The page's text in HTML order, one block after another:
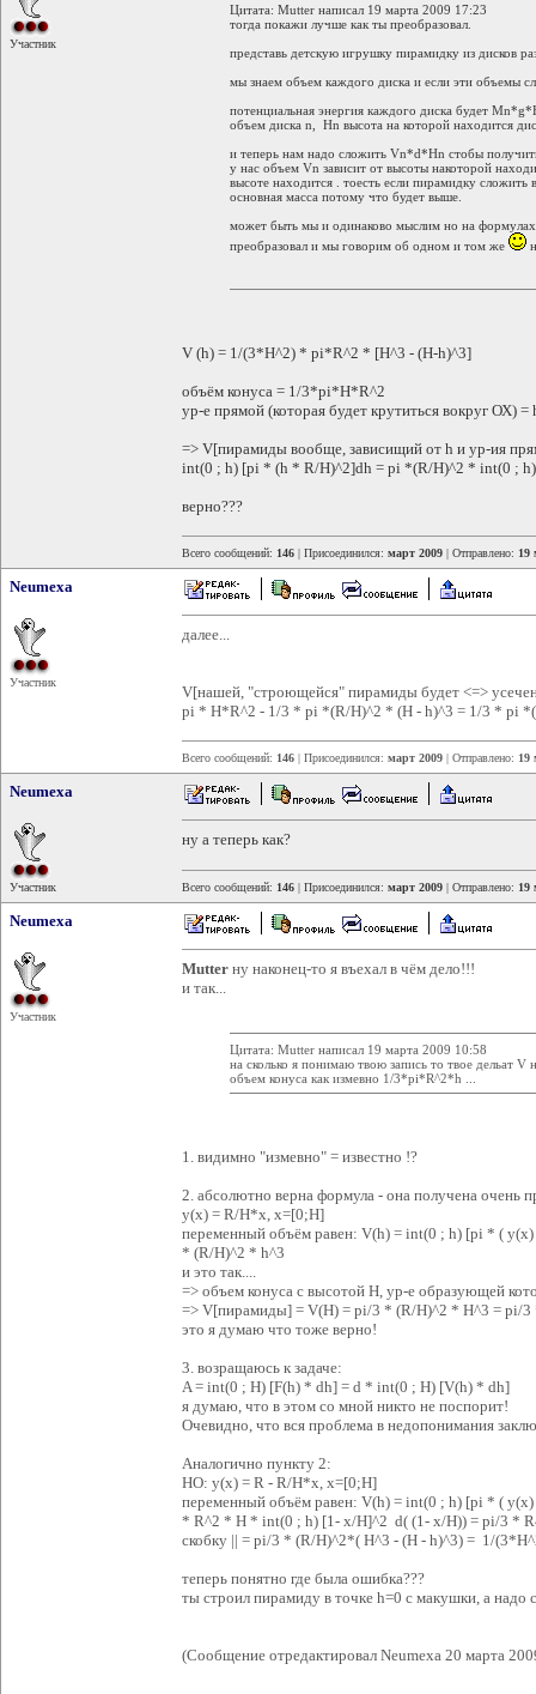
Участник
Цитата: Mutter написал 19 марта 2009 17:23
тогда покажи лучше как ты преобразовал.
представь детскую игрушку пирамидку из дисков
мы знаем объем каждого диска и если эти объемы
потенциальная энергия каждого диска будет
объем диска n, Hn высота на которой находится
и теперь нам надо сложить Vn*d*Hn стобы
у нас объем Vn зависит от высоты накоторой
высоте находится . тоесть если пирамидку сложить
основная масса потому что будет выше.
может быть мы и одинаково мыслим но на
преобразовал и мы говорим об одном и том же
V (h) = 1/(3*H^2) * pi*R^2 * [H^3 - (H-h)^3]
объём конуса = 1/3*pi*H*R^2
ур-е прямой (которая будет крутиться вокруг ОХ)
=> V[пирамиды вообще, зависищий от h и ур-ия
int(0 ; h) [pi * (h * R/H)^2]dh = pi *(R/H)^2 * int(0 ;
верно???
Всего сообщений: 146 | Присоединился: март 2009 | Отправлено: 19
Neumexa
Участник
далее...
V[нашей, "строющейся" пирамиды будет <=>
pi * H*R^2 - 1/3 * pi *(R/H)^2 * (H - h)^3 = 1/3 * pi
Всего сообщений: 146 | Присоединился: март 2009 | Отправлено: 19
Neumexa
Участник
ну а теперь как?
Всего сообщений: 146 | Присоединился: март 2009 | Отправлено: 19
Neumexa
Участник
Mutter ну наконец-то я въехал в чём дело!!!
и так...
Цитата: Mutter написал 19 марта 2009 10:58
на сколько я понимаю твою запись то твое дельат V
объем конуса как измевно 1/3*pi*R^2*h ...
1. видимно "измевно" = известно !?
2. абсолютно верна формула - она получена очень
y(x) = R/H*x, x=[0;H]
переменный объём равен: V(h) = int(0 ; h) [pi * (
* (R/H)^2 * h^3
и это так....
=> объем конуса с высотой H, ур-е образующей
=> V[пирамиды] = V(H) = pi/3 * (R/H)^2 * H^3 = pi/
это я думаю что тоже верно!
3. возращаюсь к задаче:
A = int(0 ; H) [F(h) * dh] = d * int(0 ; H) [V(h) * dh]
я думаю, что в этом со мной никто не поспорит!
Очевидно, что вся проблема в недопонимания
Аналогично пункту 2:
НО: y(x) = R - R/H*x, x=[0;H]
переменный объём равен: V(h) = int(0 ; h) [pi * (
* R^2 * H * int(0 ; h) [1- x/H]^2 d( (1- x/H)) = pi/3 *
скобку || = pi/3 * (R/H)^2*( H^3 - (H - h)^3) = 1/
теперь понятно где была ошибка???
ты строил пирамиду в точке h=0 с макушки, а надо
(Сообщение отредактировал Neumexa 20 марта